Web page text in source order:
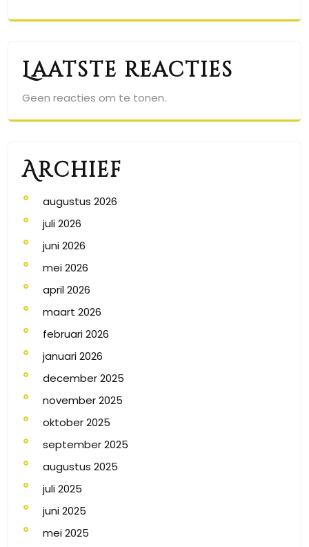
Laatste reacties
Geen reacties om te tonen.
Archief
augustus 2026
juli 2026
juni 2026
mei 2026
april 2026
maart 2026
februari 2026
januari 2026
december 2025
november 2025
oktober 2025
september 2025
augustus 2025
juli 2025
juni 2025
mei 2025